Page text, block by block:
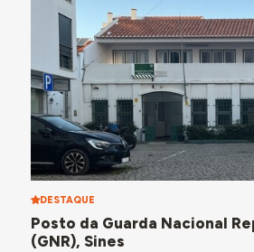
DESTAQUE
Posto da Guarda Nacional
(GNR), Sines